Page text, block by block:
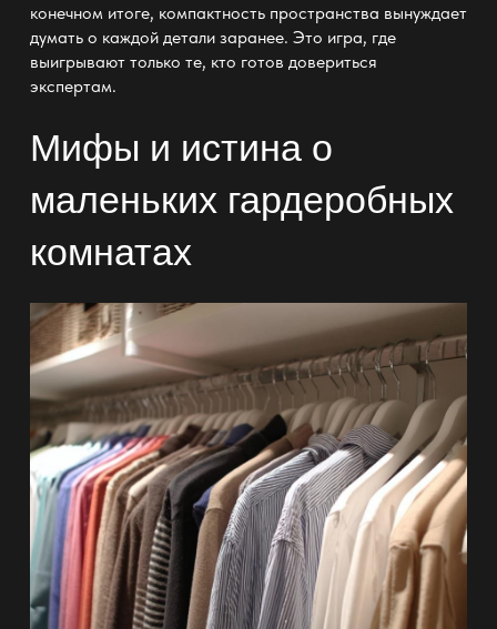
конечном итоге, компактность пространства вынуждает
думать о каждой детали заранее. Это игра, где
выигрывают только те, кто готов довериться
экспертам.
Мифы и истина о
маленьких гардеробных
комнатах